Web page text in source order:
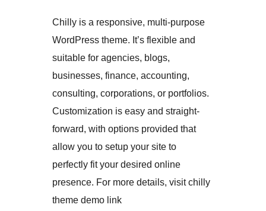
Chilly is a responsive, multi-purpose
WordPress theme. It’s flexible and
suitable for agencies, blogs,
businesses, finance, accounting,
consulting, corporations, or portfolios.
Customization is easy and straight-
forward, with options provided that
allow you to setup your site to
perfectly fit your desired online
presence. For more details, visit chilly
theme demo link